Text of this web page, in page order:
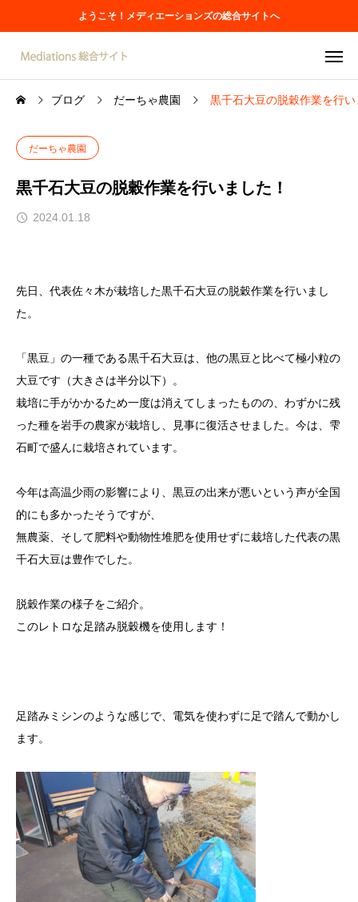
ようこそ！メディエーションズの総合サイトへ
ブログ だーちゃ農園 黒千石大豆の脱穀作業を行
だーちゃ農園
黒千石大豆の脱穀作業を行いました！
2024.01.18
先日、代表佐々木が栽培した黒千石大豆の脱穀作業を行いまし
た。
「黒豆」の一種である黒千石大豆は、他の黒豆と比べて極小粒の
大豆です（大きさは半分以下）。
栽培に手がかかるため一度は消えてしまったものの、わずかに残
った種を岩手の農家が栽培し、見事に復活させました。今は、雫
石町で盛んに栽培されています。
今年は高温少雨の影響により、黒豆の出来が悪いという声が全国
的にも多かったそうですが、
無農薬、そして肥料や動物性堆肥を使用せずに栽培した代表の黒
千石大豆は豊作でした。
脱穀作業の様子をご紹介。
このレトロな足踏み脱穀機を使用します！
足踏みミシンのような感じで、電気を使わずに足で踏んで動かし
ます。